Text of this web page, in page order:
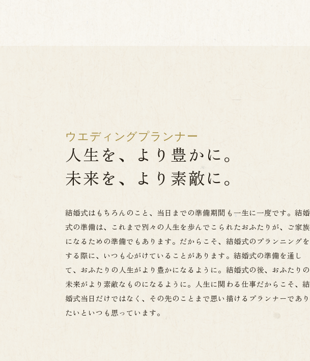
ウエディングプランナー
人生を、より豊かに。
未来を、より素敵に。
結婚式はもちろんのこと、当日までの準備期間も一生に一度です。結婚
式の準備は、これまで別々の人生を歩んでこられたおふたりが、ご家族
になるための準備でもあります。だからこそ、結婚式のプランニングを
する際に、いつも心がけていることがあります。結婚式の準備を通し
て、おふたりの人生がより豊かになるように。結婚式の後、おふたりの
未来がより素敵なものになるように。人生に関わる仕事だからこそ、結
婚式当日だけではなく、その先のことまで思い描けるプランナーであり
たいといつも思っています。